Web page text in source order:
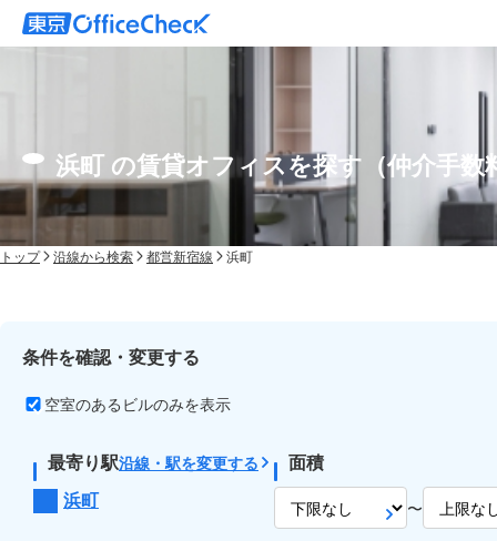
浜町 の賃貸オフィスを探す（仲介手数
トップ 沿線から検索 都営新宿線 浜町
条件を確認・変更する
空室のあるビルのみを表示
最寄り駅沿線・駅を変更する
浜町
面積
〜